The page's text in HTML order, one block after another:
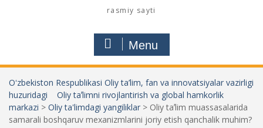
rasmiy sayti
Menu
Oʻzbekiston Respublikasi Oliy ta’lim, fan va innovatsiyalar vazirligi
huzuridagi Oliy taʼlimni rivojlantirish va global hamkorlik
markazi > Oliy ta'limdagi yangiliklar > Oliy taʼlim muassasalarida
samarali boshqaruv mexanizmlarini joriy etish qanchalik muhim?